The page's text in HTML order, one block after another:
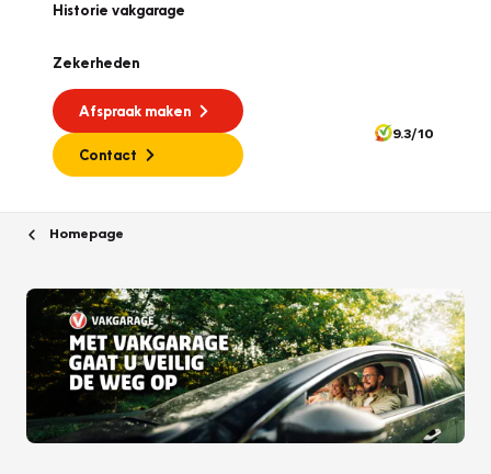
Historie vakgarage
Zekerheden
Afspraak maken
Contact
9.3/10
Homepage